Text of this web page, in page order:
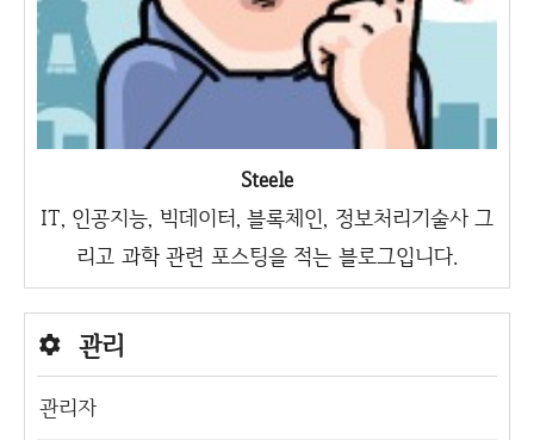
Steele
IT, 인공지능, 빅데이터, 블록체인, 정보처리기술사 그
리고 과학 관련 포스팅을 적는 블로그입니다.
관리
관리자